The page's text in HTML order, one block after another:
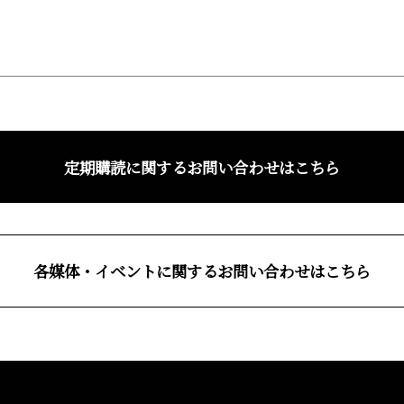
定期購読に関するお問い合わせはこちら
各媒体・イベントに関するお問い合わせはこちら